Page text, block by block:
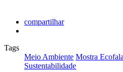
compartilhar
Tags
Meio Ambiente Mostra
Sustentabilidade